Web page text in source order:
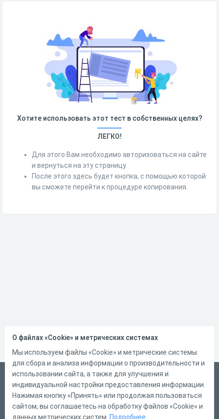
Хотите использовать этот тест в собственных целях?
ЛЕГКО!
Для этого Вам необходимо авторизоваться на сайте
и вернуться на эту страницу.
После этого здесь будет кнопка, с помощью которой
вы сможете перейти к процедуре копирования.
Русский
Справка
Форма обратной связи
О файлах «Cookie» и метрических системах
Мы используем файлы «Cookie» и метрические системы
для сбора и анализа информации о производительности и
использовании сайта, а также для улучшения и
индивидуальной настройки предоставления информации.
Нажимая кнопку «Принять» или продолжая пользоваться
сайтом, вы соглашаетесь на обработку файлов «Cookie» и
данных метрических систем. Подробнее